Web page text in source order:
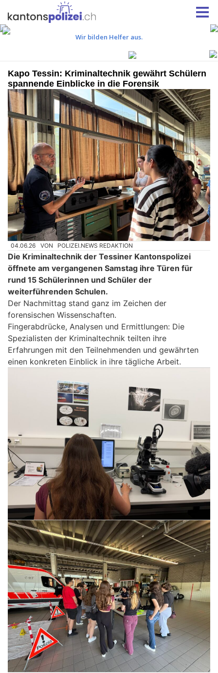
Kapo Tessin: Kriminaltechnik gewährt Schülern
spannende Einblicke in die Forensik
04.06.26 VON POLIZEI.NEWS REDAKTION
Die Kriminaltechnik der Tessiner Kantonspolizei
öffnete am vergangenen Samstag ihre Türen für
rund 15 Schülerinnen und Schüler der
weiterführenden Schulen.
Der Nachmittag stand ganz im Zeichen der
forensischen Wissenschaften.
Fingerabdrücke, Analysen und Ermittlungen: Die
Spezialisten der Kriminaltechnik teilten ihre
Erfahrungen mit den Teilnehmenden und gewährten
einen konkreten Einblick in ihre tägliche Arbeit.